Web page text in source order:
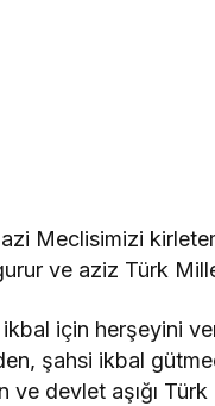
Meclisimizi
ve aziz Türk
için herşeyini
şahsi ikbal
ve devlet aşığı